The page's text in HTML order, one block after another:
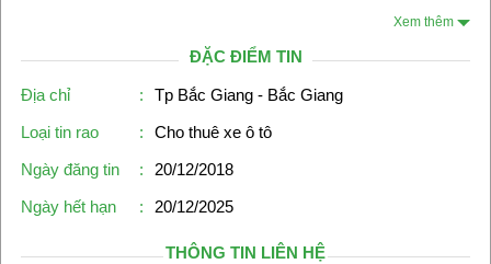
Xem thêm
ĐẶC ĐIỂM TIN
Địa chỉ :
Tp Bắc Giang - Bắc Giang
Loại tin rao
:
Cho thuê xe ô tô
Ngày đăng tin
:
20/12/2018
Ngày hết hạn
: 20/12/2025
THÔNG TIN LIÊN HỆ